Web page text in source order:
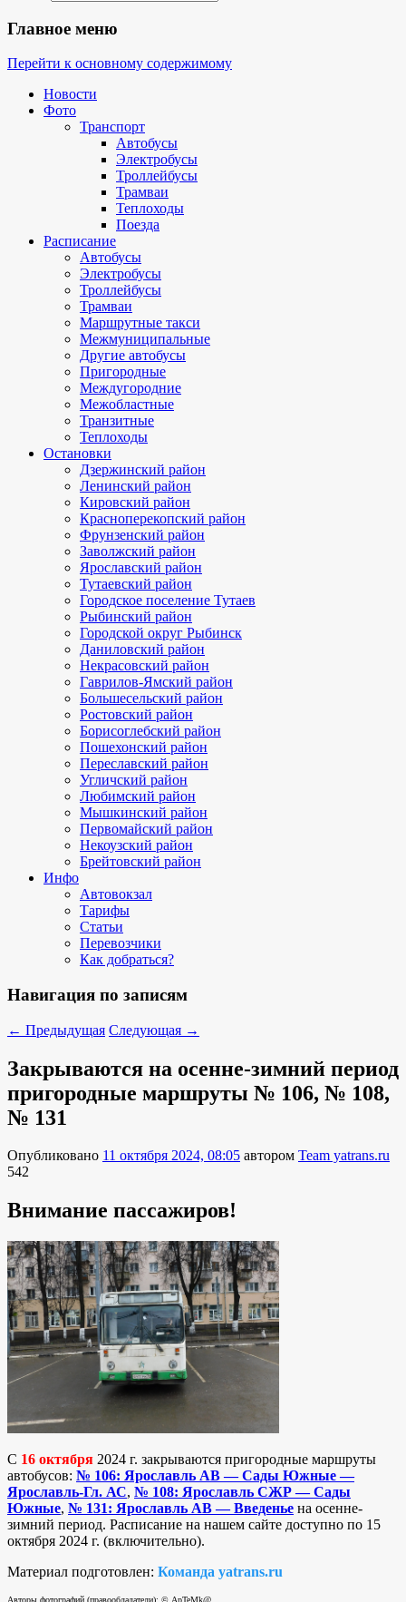
Главное меню
Перейти к основному содержимому
Новости
Фото
Транспорт
Автобусы
Электробусы
Троллейбусы
Трамваи
Теплоходы
Поезда
Расписание
Автобусы
Электробусы
Троллейбусы
Трамваи
Маршрутные такси
Межмуниципальные
Другие автобусы
Пригородные
Междугородние
Межобластные
Транзитные
Теплоходы
Остановки
Дзержинский район
Ленинский район
Кировский район
Красноперекопский район
Фрунзенский район
Заволжский район
Ярославский район
Тутаевский район
Городское поселение Тутаев
Рыбинский район
Городской округ Рыбинск
Даниловский район
Некрасовский район
Гаврилов-Ямский район
Большесельский район
Ростовский район
Борисоглебский район
Пошехонский район
Переславский район
Угличский район
Любимский район
Мышкинский район
Первомайский район
Некоузский район
Брейтовский район
Инфо
Автовокзал
Тарифы
Статьи
Перевозчики
Как добраться?
Навигация по записям
← Предыдущая Следующая →
Закрываются на осенне-зимний период
пригородные маршруты № 106, № 108,
№ 131
Опубликовано 11 октября 2024, 08:05 автором Team yatrans.ru
542
Внимание пассажиров!
С 16 октября 2024 г. закрываются пригородные маршруты
автобусов: № 106: Ярославль АВ — Сады Южные —
Ярославль-Гл. АС, № 108: Ярославль СЖР — Сады
Южные, № 131: Ярославль АВ — Введенье на осенне-
зимний период. Расписание на нашем сайте доступно по 15
октября 2024 г. (включительно).
Материал подготовлен: Команда yatrans.ru
Авторы фотографий (правообладатели): © ApTeMk@